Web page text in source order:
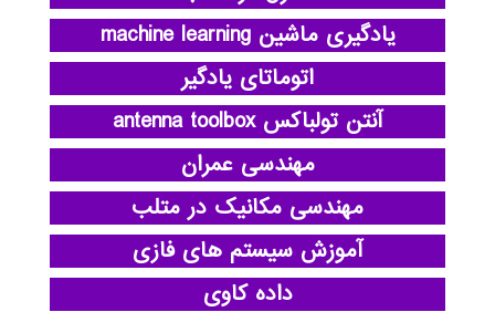
یادگیری ماشین machine learning
اتوماتای یادگیر
آنتن تولباکس antenna toolbox
مهندسی عمران
مهندسی مکانیک در متلب
آموزش سیستم های فازی
داده کاوی